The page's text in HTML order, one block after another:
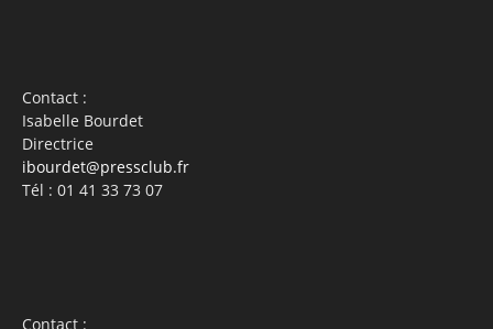
Contact :
Isabelle Bourdet
Directrice
ibourdet@pressclub.fr
Tél : 01 41 33 73 07
Contact :